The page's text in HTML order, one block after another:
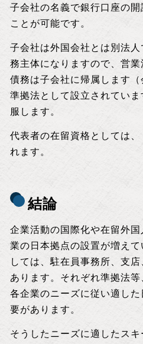
子会社の名義で銀行口座の
ことが可能です。
子会社は外国会社とは別法
務主体になりますので、営
債務は子会社に帰属します
準拠法として設立されてい
服します。
代表者の在留資格としては
れます。
結論
企業活動の国際化や在留外
業の日本拠点の設置が増え
しては、駐在員事務所、支
あります。それぞれ準拠法等
各企業のニーズに従い適し
要があります。
そうしたニーズに適したス